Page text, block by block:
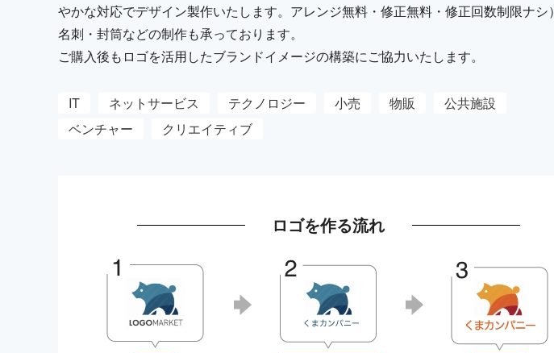
やかな対応でデザイン製作いたします。アレンジ無料・修正無料・修正回数制限ナシ）
名刺・封筒などの制作も承っております。
ご購入後もロゴを活用したブランドイメージの構築にご協力いたします。
IT ネットサービス テクノロジー 小売 物販
公共施設
ベンチャー
クリエイティブ
ロゴを作る流れ